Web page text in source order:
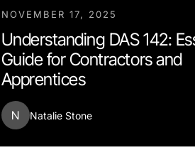
NOVEMBER 17, 2025
Understanding DAS 142:
Guide for Contractors and
Apprentices
N Natalie Stone